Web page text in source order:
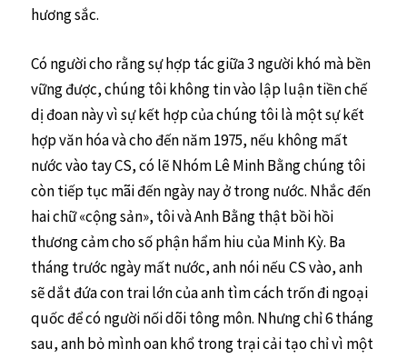
hương sắc.
Có người cho rằng sự hợp tác giữa 3 người khó mà bền
vững được, chúng tôi không tin vào lập luận tiền chế
dị đoan này vì sự kết hợp của chúng tôi là một sự kết
hợp văn hóa và cho đến năm 1975, nếu không mất
nước vào tay CS, có lẽ Nhóm Lê Minh Bằng chúng tôi
còn tiếp tục mãi đến ngày nay ở trong nước. Nhắc đến
hai chữ «cộng sản», tôi và Anh Bằng thật bồi hồi
thương cảm cho số phận hẩm hiu của Minh Kỳ. Ba
tháng trước ngày mất nước, anh nói nếu CS vào, anh
sẽ dắt đứa con trai lớn của anh tìm cách trốn đi ngoại
quốc để có người nối dõi tông môn. Nhưng chỉ 6 tháng
sau, anh bỏ mình oan khổ trong trại cải tạo chỉ vì một